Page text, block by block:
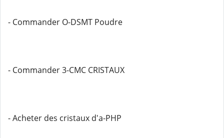
- Commander O-DSMT Poudre
- Commander 3-CMC CRISTAUX
- Acheter des cristaux d'a-PHP